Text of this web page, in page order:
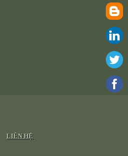
LIÊN HỆ